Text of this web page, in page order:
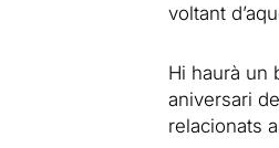
voltant
Hi haurà un
aniversari
relacionats